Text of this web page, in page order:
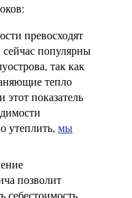
превосходят
популярны
так как
тепло
показатель
утеплить, мы
позволит
себестоимость